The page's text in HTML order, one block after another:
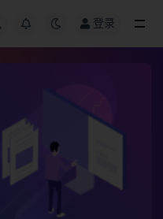
登录